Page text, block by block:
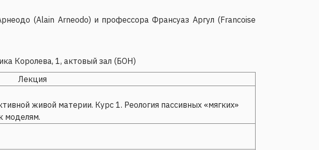
(Alain Arneodo) и профессора Франсуаз Аргул (Francoise
Королева, 1, актовый зал (БОН)
Лекция
живой материи. Курс 1. Реология пассивных «мягких»
моделям.